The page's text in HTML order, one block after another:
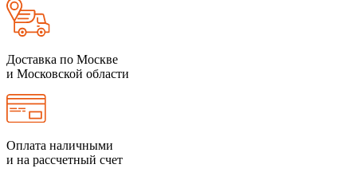
Доставка по Москве
и Московской области
Оплата наличными
и на рассчетный счет